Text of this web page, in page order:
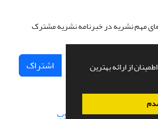
از ارائه بهترین
های مهم نشریه در خبرنامه نشریه مشترک
اشتراک
طراحی و پیاده سازی از سیناوب